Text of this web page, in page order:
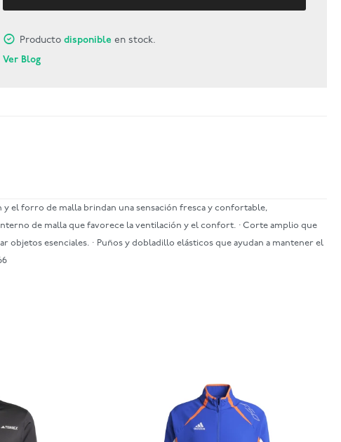
Productodisponible en stock.
Ver Blog
y el forro de malla brindan una sensación fresca y confortable,
de malla que favorece la ventilación y el confort. · Corte amplio que
esenciales. · Puños y dobladillo elásticos que ayudan a mantener el